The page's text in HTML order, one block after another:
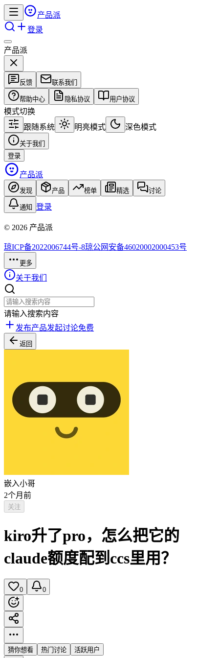
产品派
登录
产品派
反馈 联系我们
帮助中心 隐私协议 用户协议
模式切换
跟随系统
明亮模式 深色模式
关于我们
登录
产品派
发现 产品 榜单 精选 讨论
通知 登录
© 2026 产品派
琼ICP备2022006744号-8琼公网安备46020002000453号
更多
关于我们
请输入搜索内容
发布产品发起讨论免费
返回
嵌入小哥
2个月前
关注
kiro升了pro，怎么把它的
claude额度配到ccs里用？
0 0
猜你想看 热门讨论 活跃用户